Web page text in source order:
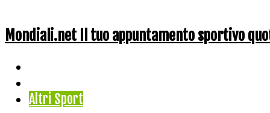
Mondiali.net Il tuo appuntamento sportivo
Altri Sport